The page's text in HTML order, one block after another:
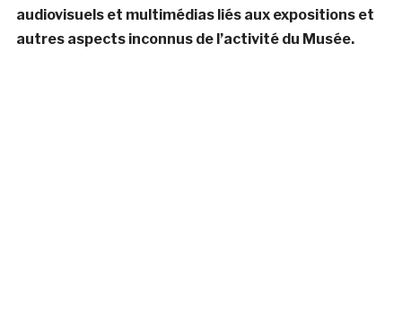
audiovisuels et multimédias liés aux expositions et
autres aspects inconnus de l’activité du Musée.